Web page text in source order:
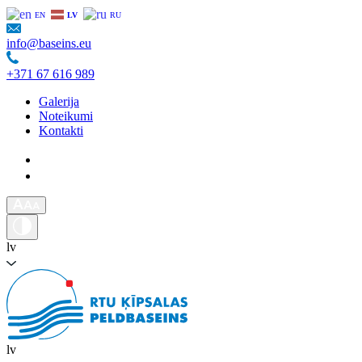
EN LV RU
info@baseins.eu
+371 67 616 989
Galerija
Noteikumi
Kontakti
lv
lv